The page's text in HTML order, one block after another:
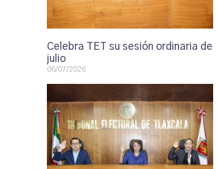
Celebra TET su sesión ordinaria de
julio
06/07/2026